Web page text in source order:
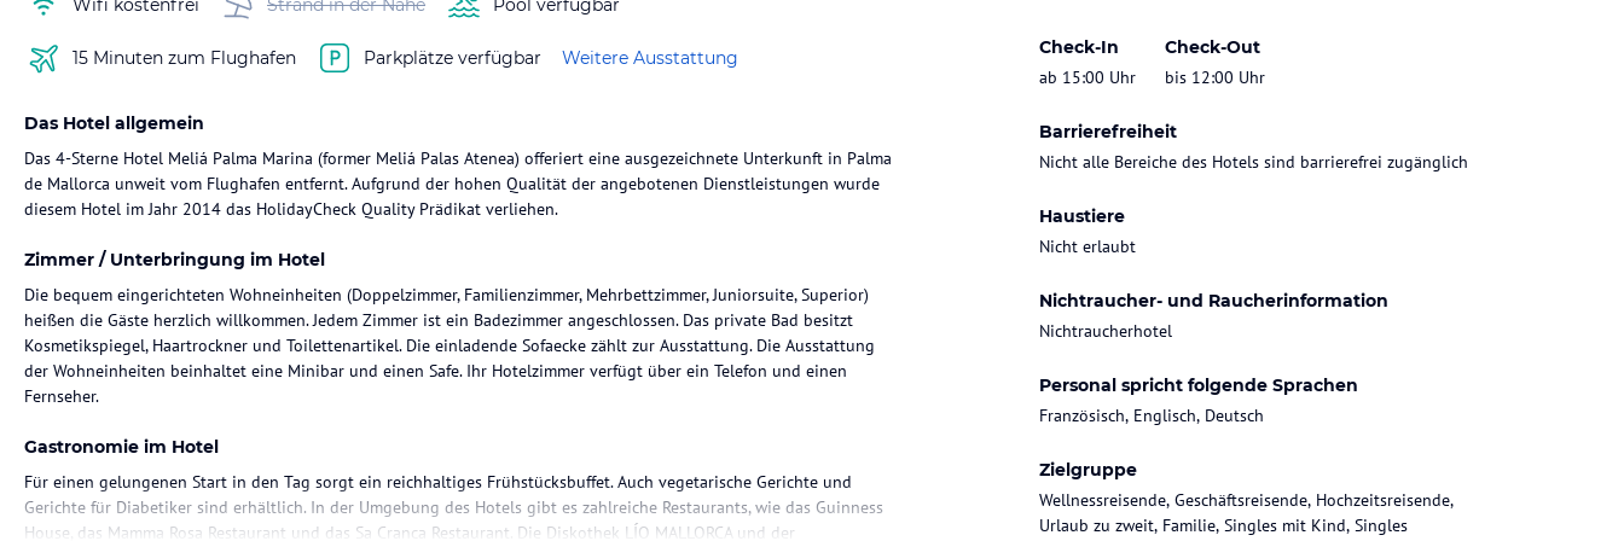
15 Minuten zum Flughafen Parkplätze verfügbar Weitere Ausstattung
Check-In
ab 15:00 Uhr
Check-Out
bis 12:00 Uhr
Barrierefreiheit
Nicht alle Bereiche des Hotels sind barrierefrei zugänglich
Haustiere
Nicht erlaubt
Nichtraucher- und Raucherinformation
Nichtraucherhotel
Personal spricht folgende Sprachen
Französisch, Englisch, Deutsch
Zielgruppe
Wellnessreisende, Geschäftsreisende, Hochzeitsreisende,
Urlaub zu zweit, Familie, Singles mit Kind, Singles
Das Hotel allgemein
Das 4-Sterne Hotel Meliá Palma Marina (former Meliá Palas Atenea) offeriert eine ausgezeichnete Unterkunft in Palma
de Mallorca unweit vom Flughafen entfernt. Aufgrund der hohen Qualität der angebotenen Dienstleistungen wurde
diesem Hotel im Jahr 2014 das HolidayCheck Quality Prädikat verliehen.
Zimmer / Unterbringung im Hotel
Die bequem eingerichteten Wohneinheiten (Doppelzimmer, Familienzimmer, Mehrbettzimmer, Juniorsuite, Superior)
heißen die Gäste herzlich willkommen. Jedem Zimmer ist ein Badezimmer angeschlossen. Das private Bad besitzt
Kosmetikspiegel, Haartrockner und Toilettenartikel. Die einladende Sofaecke zählt zur Ausstattung. Die Ausstattung
der Wohneinheiten beinhaltet eine Minibar und einen Safe. Ihr Hotelzimmer verfügt über ein Telefon und einen
Fernseher.
Gastronomie im Hotel
Für einen gelungenen Start in den Tag sorgt ein reichhaltiges Frühstücksbuffet. Auch vegetarische Gerichte und
Gerichte für Diabetiker sind erhältlich. In der Umgebung des Hotels gibt es zahlreiche Restaurants, wie das Guinness
House, das Mamma Rosa Restaurant und das Sa Cranca Restaurant. Die Diskothek LÍO MALLORCA und der